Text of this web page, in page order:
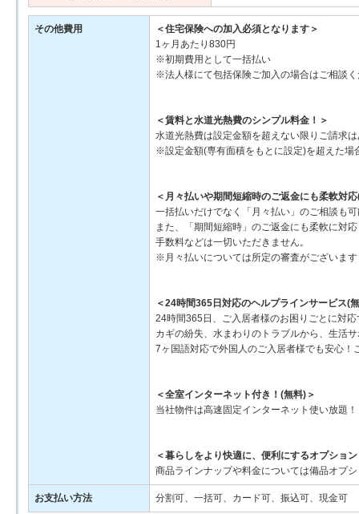
その他費用
＜住宅保険への加入必須となります＞
1ヶ月あたり830円
※初期費用として一括払い
※法人様にて包括保険ご加入の場合はご相談
＜賃料と水道光熱費のシンプル料金！＞
水道光熱費は設定金額を超えない限りご請求
※設定金額(専有面積をもとに設定)を超えた場
＜月々払いや期間短縮時のご返金にも柔軟対
一括払いだけでなく「月々払い」のご相談も
また、「期間短縮時」のご返金にも柔軟に対
手数料などは一切いただきません。
※月々払いについては所定の審査がございます
＜24時間365日対応のヘルプラインサービス(
24時間365日、ご入居者様のお困りごとに対
カギの紛失、水まわりのトラブルから、生活
7ヶ国語対応で外国人のご入居者様でも安心
＜全室インターネット付き！(無料)＞
当社物件は高速固定インターネット使い放題！
＜暮らしをより快適に、便利にするオプショ
商品ラインナップや料金については備品オプ
お支払い方法 分割可、一括可、カード可、振込可、現金可